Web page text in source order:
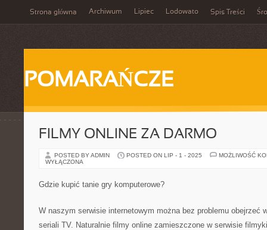
Strona główna Archiwum Lipiec Lodowato Spis Treści
POMARAŃCZE
FILMY ONLINE ZA DARMO
POSTED BY ADMIN POSTED ON LIP - 1 - 2025
MOŻLIWOŚĆ
WYŁĄCZONA
Gdzie kupić tanie gry komputerowe?
W naszym serwisie internetowym można bez problemu obejrzeć
seriali TV. Naturalnie filmy online zamieszczone w serwisie